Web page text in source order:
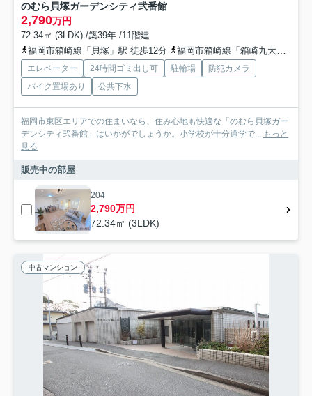
のむら貝塚ガーデンシティ弐番館
2,790万円
72.34㎡ (3LDK) /築39年 /11階建
福岡市箱崎線「貝塚」駅 徒歩12分
福岡市箱崎線「箱崎九大前」駅 徒歩20分車3分 1.0km
エレベーター 24時間ゴミ出し可 駐輪場
防犯カメラ
バイク置場あり
公共下水
福岡市東区エリアでの住まいなら、住み心地も快適な「のむら貝塚ガー
デンシティ弐番館」はいかがでしょうか。小学校が十分通学で... もっと
見る
販売中の部屋
204
2,790万円
72.34㎡ (3LDK)
中古マンション